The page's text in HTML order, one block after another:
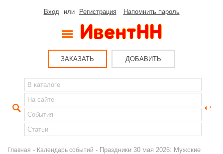
Вход или Регистрация Напомнить пароль
ЗАКАЗАТЬ ДОБАВИТЬ
Главная - Календарь событий - Праздники 30 мая 2026: Мужские